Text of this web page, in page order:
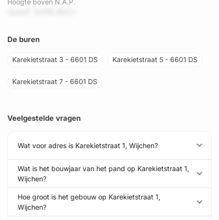
Hoogte boven N.A.P.
De buren
Karekietstraat 3 - 6601 DS Karekietstraat 5 - 6601 DS
Karekietstraat 7 - 6601 DS
Veelgestelde vragen
Wat voor adres is Karekietstraat 1, Wijchen?
Wat is het bouwjaar van het pand op Karekietstraat 1,
Wijchen?
Hoe groot is het gebouw op Karekietstraat 1,
Wijchen?